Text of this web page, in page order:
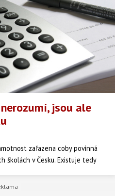
jsou ale
zařazena coby povinná
školách v Česku. Existuje tedy
o hospodaření s financemi i o